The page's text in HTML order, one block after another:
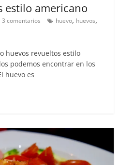
estilo americano
3 comentarios huevo, huevos,
huevos revueltos estilo
podemos encontrar en los
huevo es